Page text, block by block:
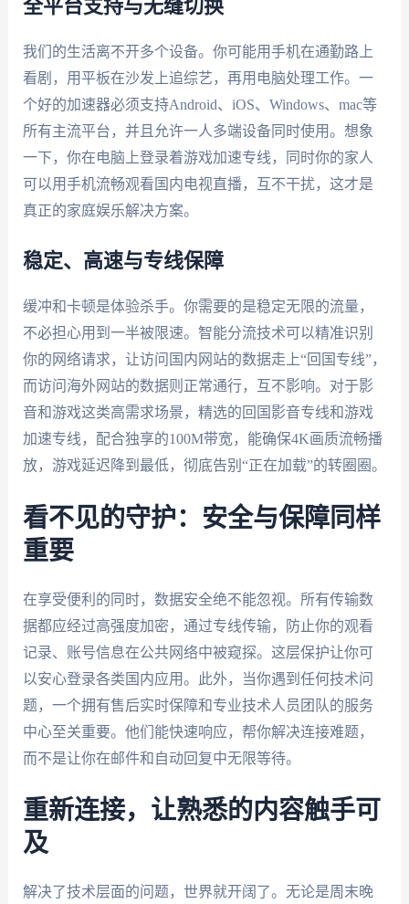
全平台支持与无缝切换
我们的生活离不开多个设备。你可能用手机在通勤路上
看剧，用平板在沙发上追综艺，再用电脑处理工作。一
个好的加速器必须支持Android、iOS、Windows、mac等
所有主流平台，并且允许一人多端设备同时使用。想象
一下，你在电脑上登录着游戏加速专线，同时你的家人
可以用手机流畅观看国内电视直播，互不干扰，这才是
真正的家庭娱乐解决方案。
稳定、高速与专线保障
缓冲和卡顿是体验杀手。你需要的是稳定无限的流量，
不必担心用到一半被限速。智能分流技术可以精准识别
你的网络请求，让访问国内网站的数据走上“回国专线”，
而访问海外网站的数据则正常通行，互不影响。对于影
音和游戏这类高需求场景，精选的回国影音专线和游戏
加速专线，配合独享的100M带宽，能确保4K画质流畅播
放，游戏延迟降到最低，彻底告别“正在加载”的转圈圈。
看不见的守护：安全与保障同样
重要
在享受便利的同时，数据安全绝不能忽视。所有传输数
据都应经过高强度加密，通过专线传输，防止你的观看
记录、账号信息在公共网络中被窥探。这层保护让你可
以安心登录各类国内应用。此外，当你遇到任何技术问
题，一个拥有售后实时保障和专业技术人员团队的服务
中心至关重要。他们能快速响应，帮你解决连接难题，
而不是让你在邮件和自动回复中无限等待。
重新连接，让熟悉的内容触手可
及
解决了技术层面的问题，世界就开阔了。无论是周末晚